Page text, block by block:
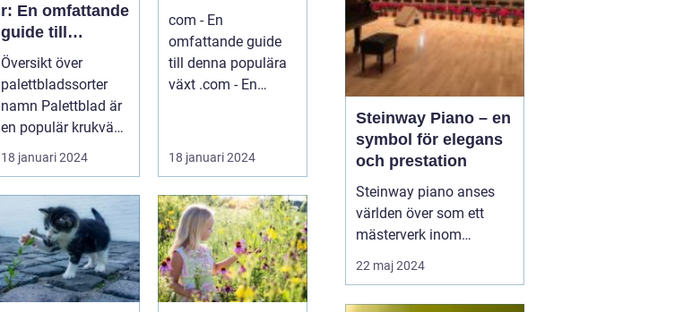
r: En omfattande
guide till
namnen
Översikt över
palettbladssorter
namn Palettblad är
en populär krukväxt
som blivit allt mer
eftertra...
18 januari 2024
com - En
omfattande guide
till denna populära
växt .com - En
18 januari 2024
Steinway Piano – en
symbol för elegans
och prestation
Steinway piano anses
världen över som ett
mästerverk inom
pianokonstruktion och
musikalisk briljans. Med
22 maj 2024